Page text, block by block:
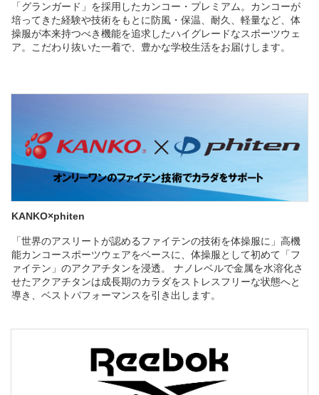
「グランガード」 を採用したカンコー・プレミアム。 カンコーが
培ってきた経験や技術をもとに防風・保温、耐久、 軽量など、 体
操服が本来持つべき機能を追求したハイグレードなスポーツウェ
ア。こだわり抜いた一着で、豊かな学校生活をお届けします。
KANKO×phiten
「世界のアスリートが認めるファイテンの技術を体操服に」高機
能カンコースポーツウェアをベースに、体操服として初めて「フ
ァイテン」のアクアチタンを浸透。 ナノレベルで金属を水溶化さ
せたアクアチタンは成長期のカラダをストレスフリーな状態へと
導き、ベストパフォーマンスを引き出します。